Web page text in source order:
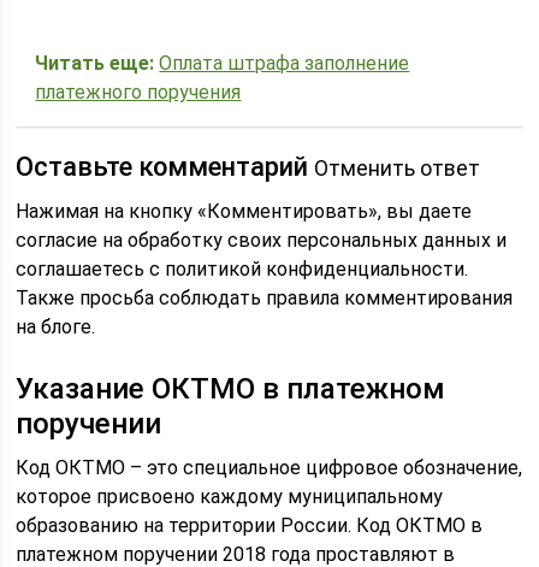
Читать еще: Оплата штрафа заполнение
платежного поручения
Оставьте комментарий Отменить ответ
Нажимая на кнопку «Комментировать», вы даете
согласие на обработку своих персональных данных и
соглашаетесь с политикой конфиденциальности.
Также просьба соблюдать правила комментирования
на блоге.
Указание ОКТМО в платежном
поручении
Код ОКТМО – это специальное цифровое обозначение,
которое присвоено каждому муниципальному
образованию на территории России. Код ОКТМО в
платежном поручении 2018 года проставляют в